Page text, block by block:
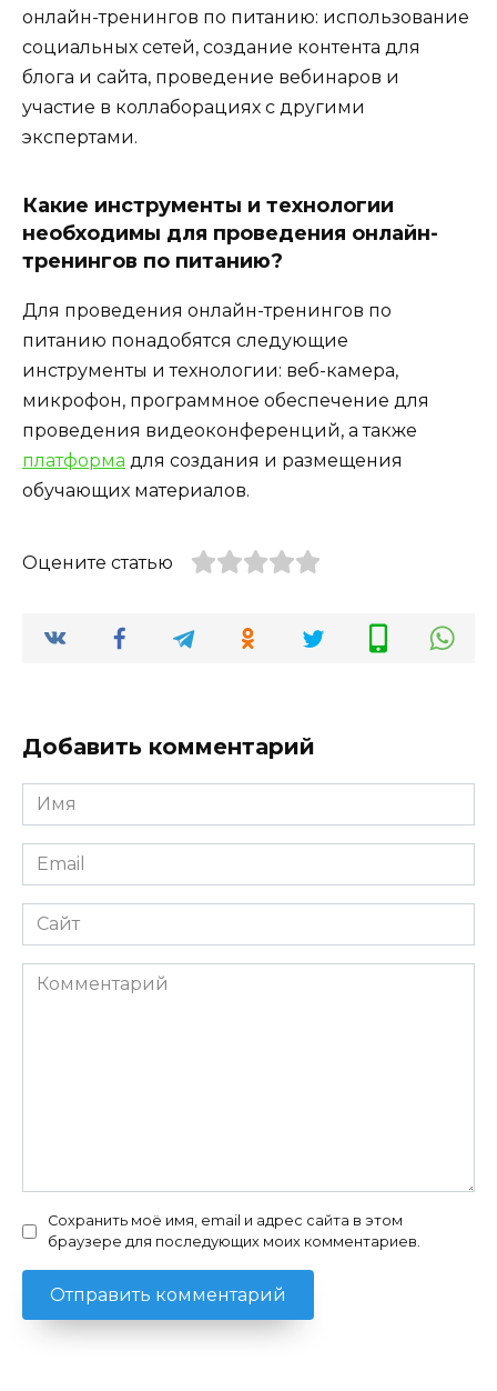
онлайн-тренингов по питанию: использование
социальных сетей, создание контента для
блога и сайта, проведение вебинаров и
участие в коллаборациях с другими
экспертами.
Какие инструменты и технологии
необходимы для проведения онлайн-
тренингов по питанию?
Для проведения онлайн-тренингов по
питанию понадобятся следующие
инструменты и технологии: веб-камера,
микрофон, программное обеспечение для
проведения видеоконференций, а также
платформа для создания и размещения
обучающих материалов.
Оцените статью
Добавить комментарий
Имя
*
Email
*
Сайт
Комментарий
Сохранить моё имя, email и адрес сайта в этом
браузере для последующих моих комментариев.